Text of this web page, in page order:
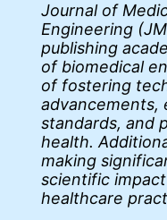
Journal of
Engineering
publishing
of biomedical
of fostering
advancements,
standards, and
health.
making
scientific
healthcare